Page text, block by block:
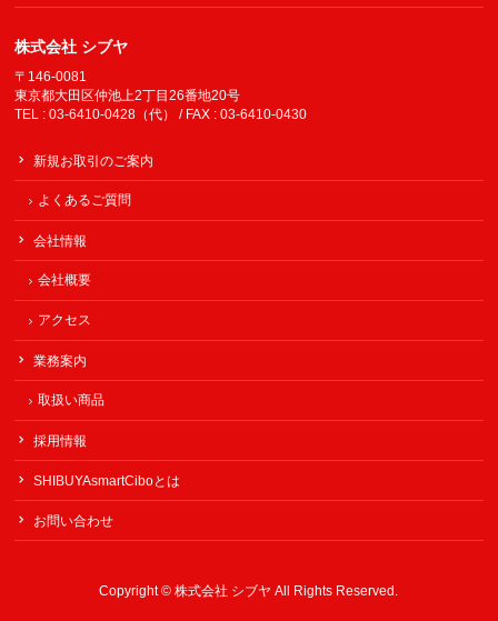
株式会社 シブヤ
〒146-0081
東京都大田区仲池上2丁目26番地20号
TEL : 03-6410-0428（代） / FAX : 03-6410-0430
新規お取引のご案内
よくあるご質問
会社情報
会社概要
アクセス
業務案内
取扱い商品
採用情報
SHIBUYAsmartCiboとは
お問い合わせ
Copyright ©株式会社 シブヤ All Rights Reserved.